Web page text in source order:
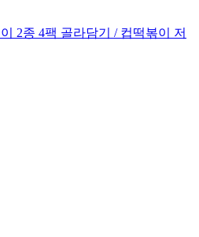
2종 4팩 골라담기 / 컵떡볶이 저